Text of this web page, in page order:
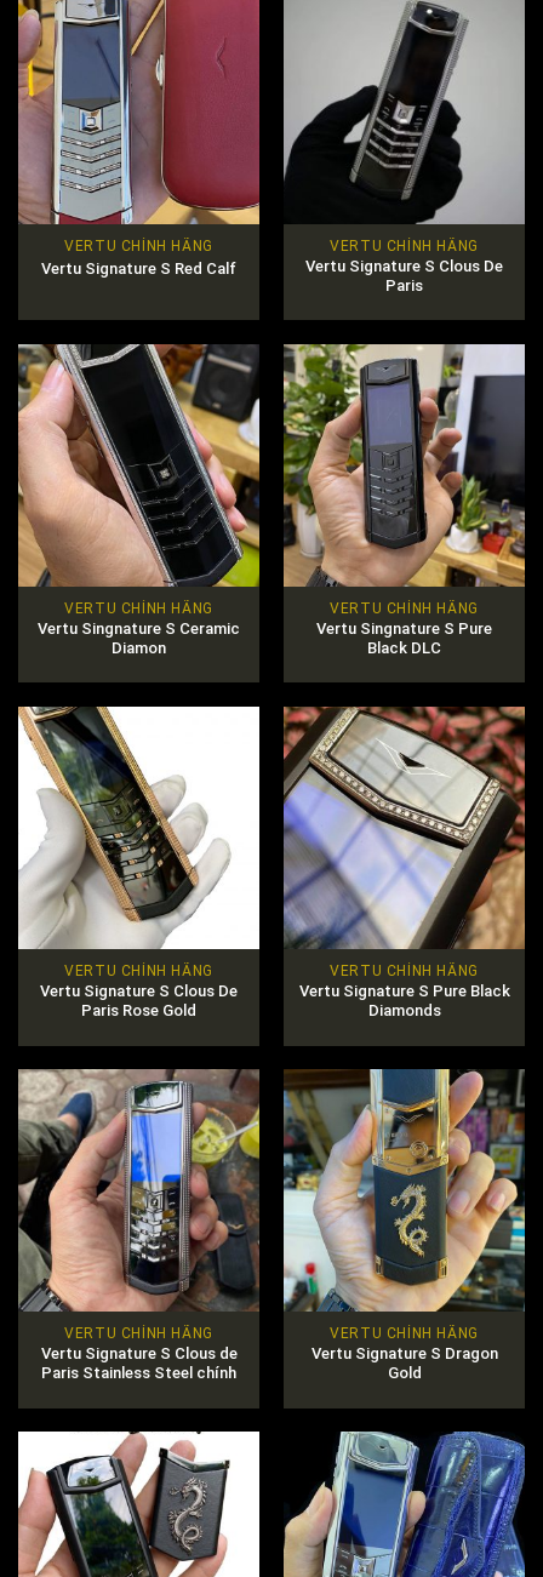
VERTU CHÍNH HÃNG
Vertu Signature S Red Calf
VERTU CHÍNH HÃNG
Vertu Signature S Clous De
Paris
VERTU CHÍNH HÃNG
Vertu Singnature S Ceramic
Diamon
VERTU CHÍNH HÃNG
Vertu Singnature S Pure
Black DLC
VERTU CHÍNH HÃNG
Vertu Signature S Clous De
Paris Rose Gold
VERTU CHÍNH HÃNG
Vertu Signature S Pure Black
Diamonds
VERTU CHÍNH HÃNG
Vertu Signature S Clous de
Paris Stainless Steel chính
VERTU CHÍNH HÃNG
Vertu Signature S Dragon
Gold